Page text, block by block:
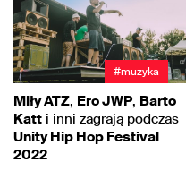
#muzyka
Miły ATZ, Ero JWP, Barto
Katt i inni zagrają podczas
Unity Hip Hop Festival
2022